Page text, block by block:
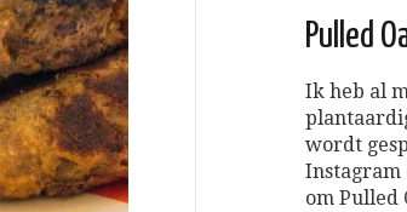
Pulled
Ik heb al
wordt
Instagram
om Pulled